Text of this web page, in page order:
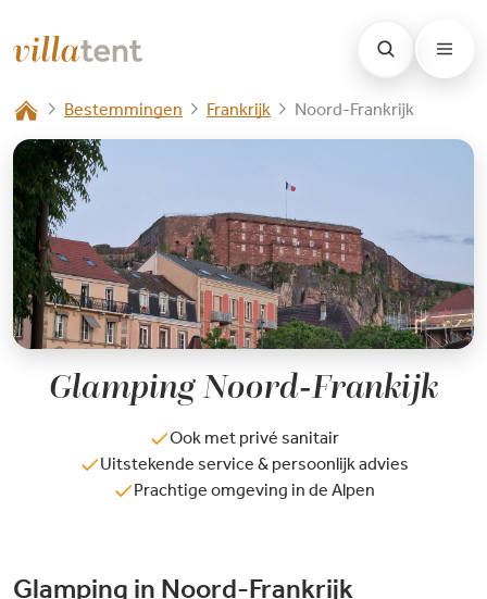
Bestemmingen Frankrijk Noord-Frankrijk
Glamping Noord-Frankijk
Ook met privé sanitair
Uitstekende service & persoonlijk advies
Prachtige omgeving in de Alpen
Glamping in Noord-Frankrijk